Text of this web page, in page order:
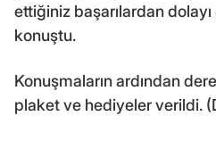
ettiğiniz başarılardan dolayı
konuştu.
Konuşmaların ardından
plaket ve hediyeler verildi.